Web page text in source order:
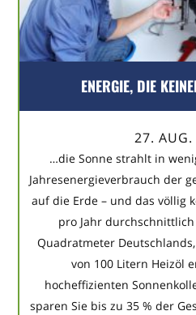
ENERGIE, DIE
27.
…die Sonne strahlt in
Jahresenergieverbrauch der
auf die Erde – und das völlig
pro Jahr
Quadratmeter
von 100 Litern Heizöl
hocheffizienten
sparen Sie bis zu 35 % der